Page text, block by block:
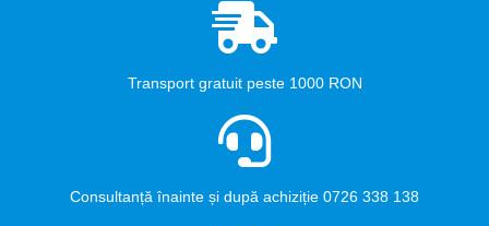
Transport gratuit peste 1000 RON
Consultanță înainte și după achiziție 0726 338 138